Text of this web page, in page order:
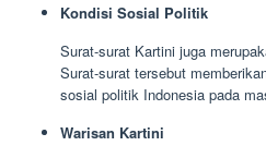
Kondisi Sosial Politik
Surat-surat Kartini juga
Surat-surat tersebut
sosial politik Indonesia pada
Warisan Kartini